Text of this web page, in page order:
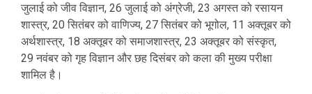
जुलाई को जीव विज्ञान, 26 जुलाई को अंग्रेजी, 23 अगस्त को रसायन
शास्त्र, 20 सितंबर को वाणिज्य, 27 सितंबर को भूगोल, 11 अक्तूबर को
अर्थशास्त्र, 18 अक्तूबर को समाजशास्त्र, 23 अक्तूबर को संस्कृत,
29 नवंबर को गृह विज्ञान और छह दिसंबर को कला की मुख्य परीक्षा
शामिल है।